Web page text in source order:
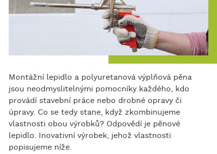
Montážní lepidlo a polyuretanová výplňová pěna
jsou neodmyslitelnými pomocníky každého, kdo
provádí stavební práce nebo drobné opravy či
úpravy. Co se tedy stane, když zkombinujeme
vlastnosti obou výrobků? Odpovědí je pěnové
lepidlo. Inovativní výrobek, jehož vlastnosti
popisujeme níže.